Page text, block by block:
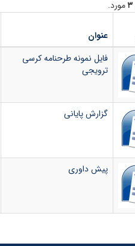
۳مورد.
عنوان
فایل نمونه طرحنامه کرسی
ترویجی
گزارش پایانی
پیش داوری